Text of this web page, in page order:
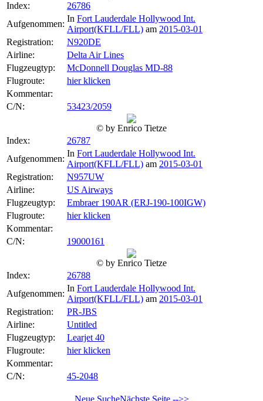
Index:
26786
Aufgenommen:
In Fort Lauderdale Hollywood Int.
Airport(KFLL/FLL) am 2015-03-01
Registration:
N920DE
Airline:
Delta Air Lines
Flugzeugtyp:
McDonnell Douglas MD-88
Flugroute:
hier klicken
Kommentar:
C/N:
53423/2059
© by Enrico Tietze
Index:
26787
Aufgenommen:
In Fort Lauderdale Hollywood Int.
Airport(KFLL/FLL) am 2015-03-01
Registration:
N957UW
Airline:
US Airways
Flugzeugtyp:
Embraer 190AR (ERJ-190-100IGW)
Flugroute:
hier klicken
Kommentar:
C/N:
19000161
© by Enrico Tietze
Index:
26788
Aufgenommen:
In Fort Lauderdale Hollywood Int.
Airport(KFLL/FLL) am 2015-03-01
Registration:
PR-JBS
Airline:
Untitled
Flugzeugtyp:
Learjet 40
Flugroute:
hier klicken
Kommentar:
C/N:
45-2048
Neue SucheNächste Seite -->>